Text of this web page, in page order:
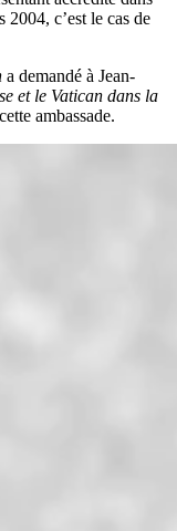
c’est le cas de
a demandé à Jean-
et le Vatican dans la
ambassade.